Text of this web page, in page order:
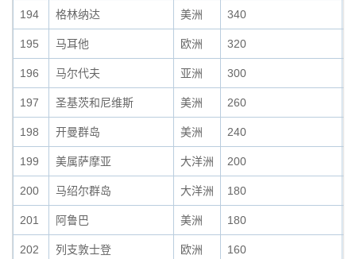
194 格林纳达 美洲 340
195 马耳他 欧洲 320
196 马尔代夫 亚洲 300
197 圣基茨和尼维斯 美洲 260
198 开曼群岛 美洲 240
199 美属萨摩亚 大洋洲 200
200 马绍尔群岛 大洋洲 180
201 阿鲁巴 美洲 180
202 列支敦士登 欧洲 160